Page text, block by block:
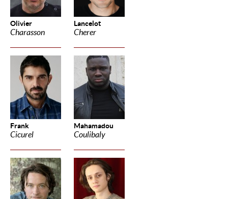
Olivier
Charasson
Lancelot
Cherer
Frank
Cicurel
Mahamadou
Coulibaly